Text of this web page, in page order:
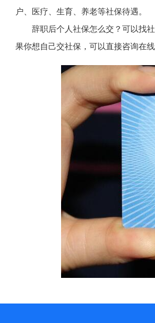
户、医疗、生育、养老等社保待遇。
辞职后个人社保怎么交？可以找
果你想自己交社保，可以直接咨询在线